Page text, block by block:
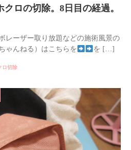
ロの切除。8日目の経過。
レーザー取り放題などの施術風景の
ゃんねる）はこちらを
を […]
ロ切除